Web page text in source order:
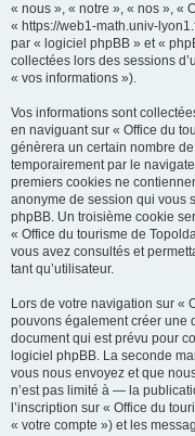
« nous », « notre », « nos », «
« https://web1-math.univ-
par « logiciel phpBB » et «
collectées lors des sessions
« vos informations »).
Vos informations sont
en naviguant sur « Office du
génèrera un certain nombre
temporairement par le
premiers cookies ne
anonyme de session qui vous
phpBB. Un troisième cookie
« Office du tourisme de
vous avez consultés et
tant qu’utilisateur.
Lors de votre navigation sur «
pouvons également créer une
document qui est prévu pour
logiciel phpBB. La seconde
vous nous envoyez et que
n’est pas limité à — la
l’inscription sur « Office du
« votre compte ») et les